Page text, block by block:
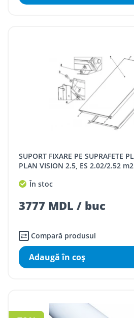
SUPORT FIXARE PE SUPRAFETE PLANE, PANOU SOLAR
PLAN VISION 2.5, ES 2.02/2.52 m2
În stoc
3777 MDL / buc
Compară produsul
Adaugă în coş